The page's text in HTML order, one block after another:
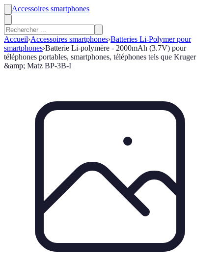
Accessoires smartphones
Accueil›Accessoires smartphones›Batteries Li-Polymer pour
smartphones›Batterie Li-polymère - 2000mAh (3.7V) pour
téléphones portables, smartphones, téléphones tels que Kruger
&amp; Matz BP-3B-I